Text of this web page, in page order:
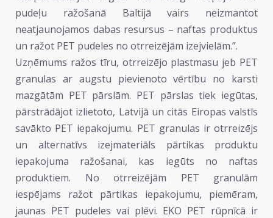
pudeļu ražošanā Baltijā vairs neizmantot
neatjaunojamos dabas resursus – naftas produktus
un ražot PET pudeles no otrreizējām izejvielām.”.
Uzņēmums ražos tīru, otrreizējo plastmasu jeb PET
granulas ar augstu pievienoto vērtību no karsti
mazgātām PET pārslām. PET pārslas tiek iegūtas,
pārstrādājot izlietoto, Latvijā un citās Eiropas valstīs
savākto PET iepakojumu. PET granulas ir otrreizējs
un alternatīvs izejmateriāls pārtikas produktu
iepakojuma ražošanai, kas iegūts no naftas
produktiem. No otrreizējām PET granulām
iespējams ražot pārtikas iepakojumu, piemēram,
jaunas PET pudeles vai plēvi. EKO PET rūpnīcā ir